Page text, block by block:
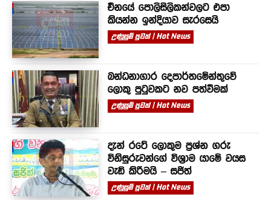
චීනයේ පොලිසිලිකන්වලට එපා
කියන්න ඉන්දියාව සැරසෙයි
උණුසුම් පුවත් | Hot News
බන්ධනාගාර දෙපාර්තමේන්තුවේ
ලොකු පුටුවකට නව පත්වීමක්
උණුසුම් පුවත් | Hot News
දැන් රටේ ලොකුම ප්‍රශ්න ගරු
විනිසුරුවන්ගේ විශ්‍රාම යාමේ වයස
වැඩි කිරීමයි – සජිත්
උණුසුම් පුවත් | Hot News